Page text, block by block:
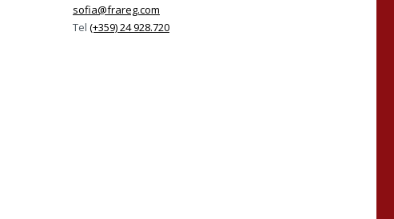
sofia@frareg.com
Tel (+359) 24 928.720